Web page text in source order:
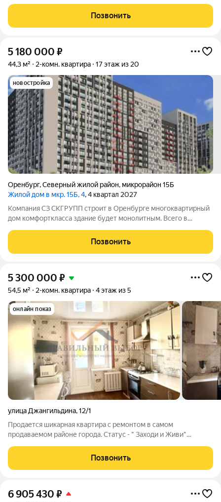
при этом всегда быть в эпицентре событий. Идеальный
вариант для тех, кто ищет «базу»
Позвонить
5 180 000 ₽
44,3 м² 2-комн. квартира 17 этаж из 20
новостройка
Оренбург,Северный жилой район, микрорайон 15Б
Жилой дом в мкр. 15Б, 4, 4 квартал 2027
Компания СЗ СКГРУПП строит в Оренбурге многоквартирный
дом комфорткласса здание будет монолитным. Всего в
однокомнатных, 127 двухкомнатных и 19 трёхкомнатных.
Совокупная жилая площадь составит 10040кв.
Позвонить
5 300 000 ₽
54,5 м² 2-комн. квартира 4 этаж из 5
онлайн показ
улица Джангильдина,12/1
Продается шикарная квартира с ремонтом в самом
продаваемом районе города. Статус - " Заходи и Живи"
- остановки общественного транспорта находятся прямо возле
дома. Благоустроенный двор.
Позвонить
6 905 430 ₽